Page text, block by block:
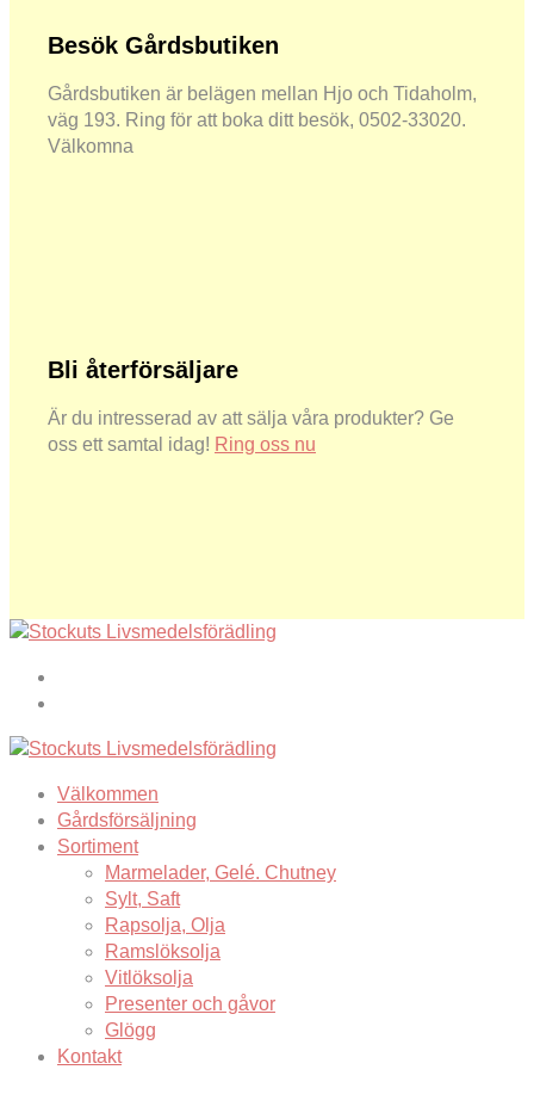
Besök Gårdsbutiken
Gårdsbutiken är belägen mellan Hjo och Tidaholm,
väg 193. Ring för att boka ditt besök, 0502-33020.
Välkomna
Bli återförsäljare
Är du intresserad av att sälja våra produkter? Ge
oss ett samtal idag! Ring oss nu
Välkommen
Gårdsförsäljning
Sortiment
Marmelader, Gelé. Chutney
Sylt, Saft
Rapsolja, Olja
Ramslöksolja
Vitlöksolja
Presenter och gåvor
Glögg
Kontakt